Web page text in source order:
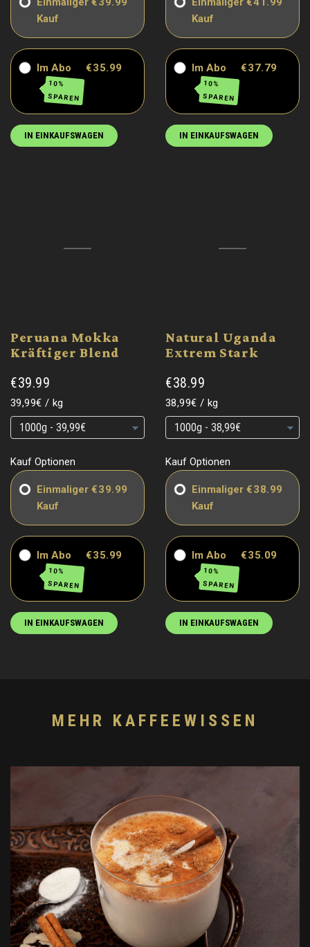
Kauf
Im Abo
10%
SPAREN
€35.99
IN EINKAUFSWAGEN
Kauf
Im Abo
10%
SPAREN
€37.79
IN EINKAUFSWAGEN
Peruana Mokka
Kräftiger Blend
€39.99
Grundpreis
39,99€ / pro
kg
Grundpreis
Grundpreis
Kauf Optionen
Einmaliger
Kauf
€39.99
Im Abo
10%
SPAREN
€35.99
IN EINKAUFSWAGEN
Natural Uganda
Extrem Stark
€38.99
Grundpreis
38,99€ / pro
kg
Grundpreis
Grundpreis
Kauf Optionen
Einmaliger
Kauf
€38.99
Im Abo
10%
SPAREN
€35.09
IN EINKAUFSWAGEN
MEHR KAFFEEWISSEN